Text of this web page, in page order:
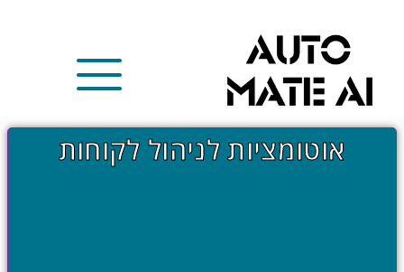
אוטומציות לניהול לקוחות